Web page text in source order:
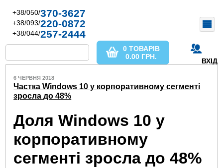
+38/050/370-3627
+38/093/220-0872
+38/044/257-2444
ВХІД
0 ТОВАРІВ
0.00 ГРН.
6 ЧЕРВНЯ 2018
Частка Windows 10 у корпоративному сегменті
зросла до 48%
Доля Windows 10 у
корпоративному
сегменті зросла до 48%